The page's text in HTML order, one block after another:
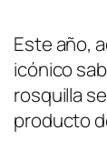
Este año,
icónico
rosquilla
producto